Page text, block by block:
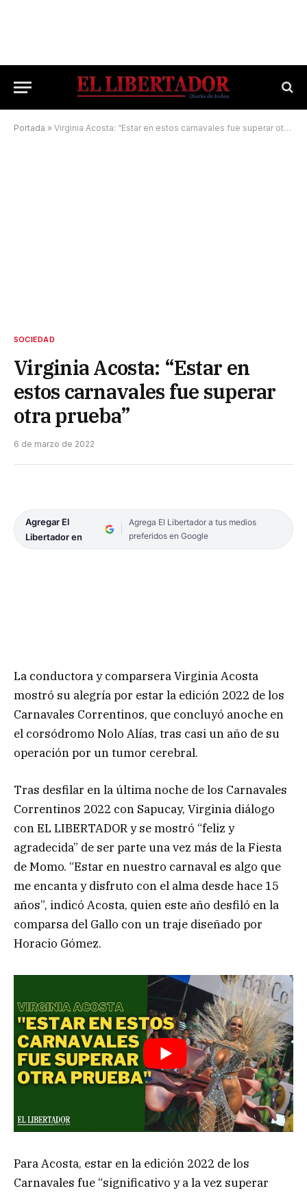
Portada » Virginia Acosta: “Estar en estos carnavales fue superar otra prueba”
SOCIEDAD
Virginia Acosta: “Estar en
estos carnavales fue superar
otra prueba”
6 de marzo de 2022
Agregar El
Libertador en
Agrega El Libertador a tus medios
preferidos en Google
La conductora y comparsera Virginia Acosta
mostró su alegría por estar la edición 2022 de los
Carnavales Correntinos, que concluyó anoche en
el corsódromo Nolo Alías, tras casi un año de su
operación por un tumor cerebral.
Tras desfilar en la última noche de los Carnavales
Correntinos 2022 con Sapucay, Virginia diálogo
con EL LIBERTADOR y se mostró “feliz y
agradecida” de ser parte una vez más de la Fiesta
de Momo. “Estar en nuestro carnaval es algo que
me encanta y disfruto con el alma desde hace 15
años”, indicó Acosta, quien este año desfiló en la
comparsa del Gallo con un traje diseñado por
Horacio Gómez.
Para Acosta, estar en la edición 2022 de los
Carnavales fue “significativo y a la vez superar